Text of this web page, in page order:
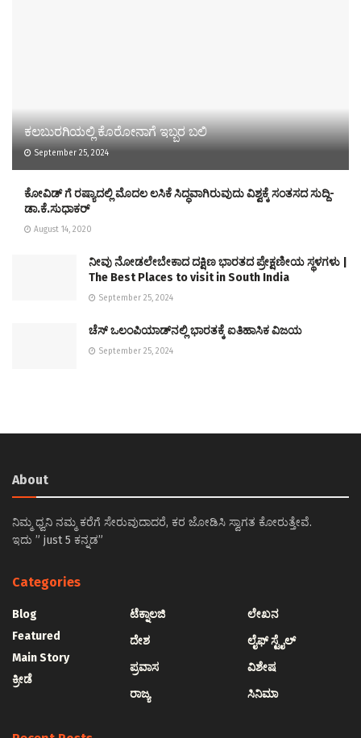
ಕಲಬುರಗಿಯಲ್ಲಿ ಕೊರೋನಾಗೆ ಇಬ್ಬರ ಬಲಿ
September 25, 2024
ಕೋವಿಡ್ ಗೆ ರಷ್ಯಾದಲ್ಲಿ ಮೊದಲ ಲಸಿಕೆ ಸಿದ್ಧವಾಗಿರುವುದು ವಿಶ್ವಕ್ಕೆ ಸಂತಸದ ಸುದ್ದಿ-
ಡಾ.ಕೆ.ಸುಧಾಕರ್
August 14, 2020
ನೀವು ನೋಡಲೇಬೇಕಾದ ದಕ್ಷಿಣ ಭಾರತದ ಪ್ರೇಕ್ಷಣೀಯ ಸ್ಥಳಗಳು |
The Best Places to visit in South India
September 25, 2024
ಚೆಸ್‌ ಒಲಂಪಿಯಾಡ್‌ನಲ್ಲಿ ಭಾರತಕ್ಕೆ ಐತಿಹಾಸಿಕ ವಿಜಯ
September 25, 2024
About
ನಿಮ್ಮ ಧ್ವನಿ ನಮ್ಮ ಕರೆಗೆ ಸೇರುವುದಾದರೆ, ಕರ ಜೋಡಿಸಿ ಸ್ವಾಗತ ಕೋರುತ್ತೇವೆ.
ಇದು ” just 5 ಕನ್ನಡ”
Categories
Blog
Featured
Main Story
ಕ್ರೀಡೆ
ಟೆಕ್ನಾಲಜಿ
ದೇಶ
ಪ್ರವಾಸ
ರಾಜ್ಯ
ಲೇಖನ
ಲೈಫ್ ಸ್ಟೈಲ್
ವಿಶೇಷ
ಸಿನಿಮಾ